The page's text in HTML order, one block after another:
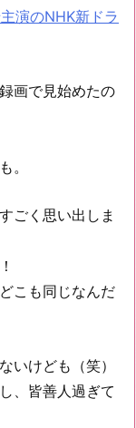
演のNHK新ドラ
画で見始めたの
。
ごく思い出しま
こも同じなんだ
いけども（笑）
、皆善人過ぎて